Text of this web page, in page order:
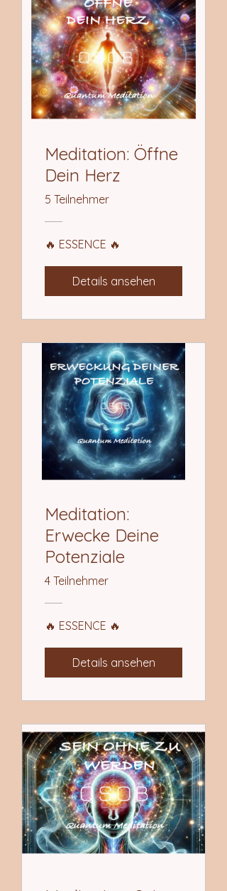
Meditation: Öffne
Dein Herz
5 Teilnehmer
🔥 ESSENCE 🔥
Details ansehen
Meditation:
Erwecke Deine
Potenziale
4 Teilnehmer
🔥 ESSENCE 🔥
Details ansehen